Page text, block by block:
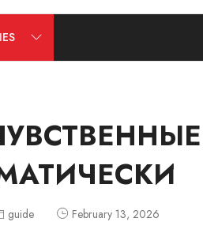
guide February 13, 2026